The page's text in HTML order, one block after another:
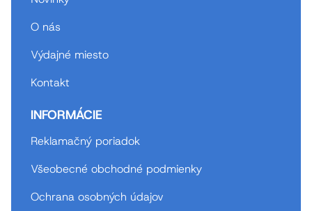
O nás
Výdajné miesto
Kontakt
INFORMÁCIE
Reklamačný poriadok
Všeobecné obchodné podmienky
Ochrana osobných údajov